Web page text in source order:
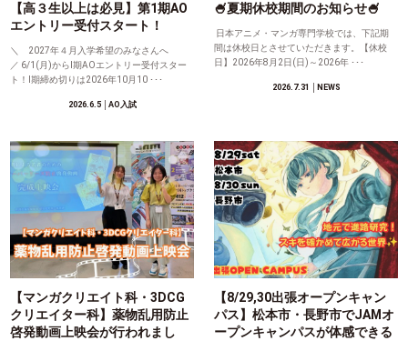
【高３生以上は必見】第1期AO
エントリー受付スタート！
＼ 2027年４月入学希望のみなさんへ
／ 6/1(月)からⅠ期AOエントリー受付スター
ト！Ⅰ期締め切りは2026年10月10 ･･･
2026.6.5│AO入試
🍧夏期休校期間のお知らせ🍧
日本アニメ・マンガ専門学校では、下記期
間は休校日とさせていただきます。【休校
日】2026年8月2日(日)～2026年 ･･･
2026.7.31 │NEWS
【マンガクリエイト科・3DCG
クリエイター科】薬物乱用防止
啓発動画上映会が行われまし
【8/29,30出張オープンキャン
パス】松本市・長野市でJAMオ
ープンキャンパスが体感できる